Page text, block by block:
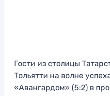
Гости из столицы
Тольятти на волне
«Авангардом» (5:2) в